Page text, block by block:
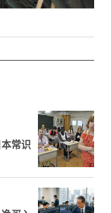
常识